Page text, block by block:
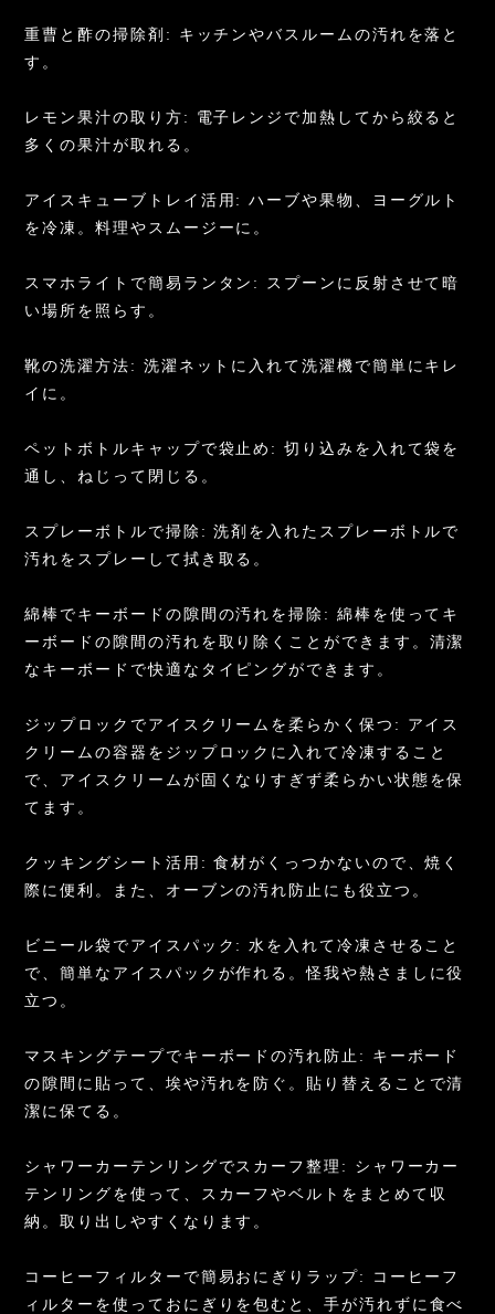
重曹と酢の掃除剤: キッチンやバスルームの汚れを落と
す。
レモン果汁の取り方: 電子レンジで加熱してから絞ると
多くの果汁が取れる。
アイスキューブトレイ活用: ハーブや果物、ヨーグルト
を冷凍。料理やスムージーに。
スマホライトで簡易ランタン: スプーンに反射させて暗
い場所を照らす。
靴の洗濯方法: 洗濯ネットに入れて洗濯機で簡単にキレ
イに。
ペットボトルキャップで袋止め: 切り込みを入れて袋を
通し、ねじって閉じる。
スプレーボトルで掃除: 洗剤を入れたスプレーボトルで
汚れをスプレーして拭き取る。
綿棒でキーボードの隙間の汚れを掃除: 綿棒を使ってキ
ーボードの隙間の汚れを取り除くことができます。清潔
なキーボードで快適なタイピングができます。
ジップロックでアイスクリームを柔らかく保つ: アイス
クリームの容器をジップロックに入れて冷凍すること
で、アイスクリームが固くなりすぎず柔らかい状態を保
てます。
クッキングシート活用: 食材がくっつかないので、焼く
際に便利。また、オーブンの汚れ防止にも役立つ。
ビニール袋でアイスパック: 水を入れて冷凍させること
で、簡単なアイスパックが作れる。怪我や熱さましに役
立つ。
マスキングテープでキーボードの汚れ防止: キーボード
の隙間に貼って、埃や汚れを防ぐ。貼り替えることで清
潔に保てる。
シャワーカーテンリングでスカーフ整理: シャワーカー
テンリングを使って、スカーフやベルトをまとめて収
納。取り出しやすくなります。
コーヒーフィルターで簡易おにぎりラップ: コーヒーフ
ィルターを使っておにぎりを包むと、手が汚れずに食べ